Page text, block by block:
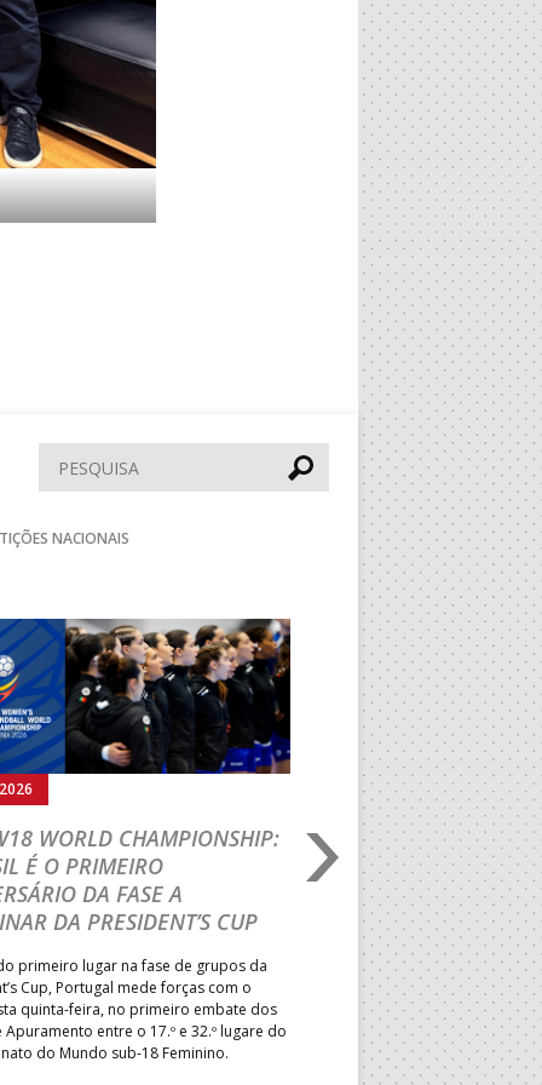
Pesquisar
NACIONAIS
WORLD CHAMPIONSHIP:
É O PRIMEIRO
DA FASE A
DA PRESIDENT’S CUP
primeiro lugar na fase de grupos da
Cup, Portugal mede forças com o
quinta-feira, no primeiro embate dos
Apuramento entre o 17.º e 32.º lugare do
do Mundo sub-18 Feminino.
05.08.2026
IHF W18 WORLD
JOÃO VAREJÃO
CURSO
TREINADORES NA
Treinador português João
integrado na EHF Experts
preletores convidados pela
de Andebol, em Pitești,
de 400 treinadores.
Seguinte